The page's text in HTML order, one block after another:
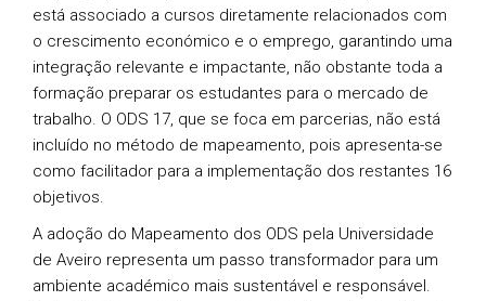
está associado a cursos diretamente relacionados com
o crescimento económico e o emprego, garantindo uma
integração relevante e impactante, não obstante toda a
formação preparar os estudantes para o mercado de
trabalho. O ODS 17, que se foca em parcerias, não está
incluído no método de mapeamento, pois apresenta-se
como facilitador para a implementação dos restantes 16
objetivos.
A adoção do Mapeamento dos ODS pela Universidade
de Aveiro representa um passo transformador para um
ambiente académico mais sustentável e responsável.